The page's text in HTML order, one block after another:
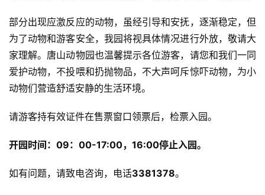
部分出现应激反应的动物，虽经引导和安抚，逐渐稳定，但
为了动物和游客安全，我园将视具体情况进行外放，敬请大
家理解。唐山动物园也温馨提示各位游客，请您和我们一同
爱护动物，不投喂和扔抛物品，不大声呵斥惊吓动物，为小
动物们营造舒适安静的生活环境。
请游客持有效证件在售票窗口领票后，检票入园。
开园时间：09：00-17:00，16:00停止入园。
如有问题，请致电咨询，电话3381378。